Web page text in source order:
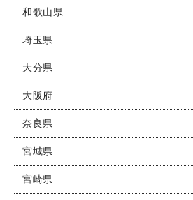
和歌山県
埼玉県
大分県
大阪府
奈良県
宮城県
宮崎県